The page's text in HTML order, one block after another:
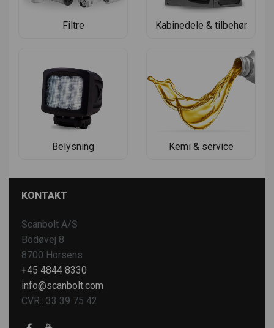
Filtre Kabinedele & tilbehør
Belysning Kemi & service
KONTAKT
Scanbolt A/S
Bodøvej 8
8700 Horsens
+45 4844 8330
info@scanbolt.com
CVR.: 33 39 75 42